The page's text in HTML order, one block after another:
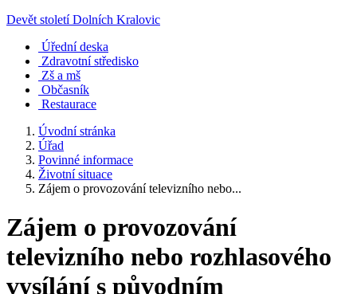
Devět století Dolních Kralovic
Úřední deska
Zdravotní středisko
Zš a mš
Občasník
Restaurace
Úvodní stránka
Úřad
Povinné informace
Životní situace
Zájem o provozování televizního nebo...
Zájem o provozování
televizního nebo rozhlasového
vysílání s původním